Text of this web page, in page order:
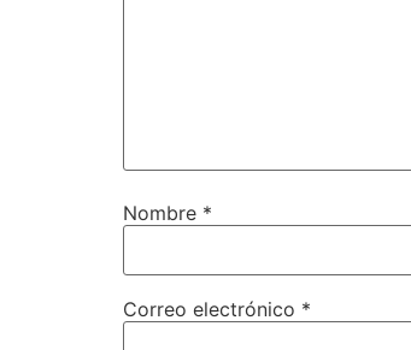
Nombre *
Correo electrónico *